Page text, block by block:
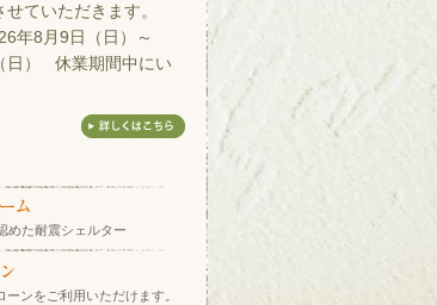
せていただきます。
年8月9日（日）～
日） 休業期間中にい
めた耐震シェルター
ンをご利用いただけます。